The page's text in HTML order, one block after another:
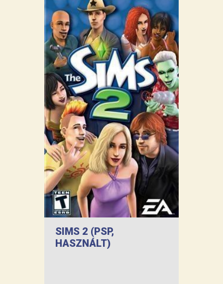
SIMS 2 (PSP,
HASZNÁLT)